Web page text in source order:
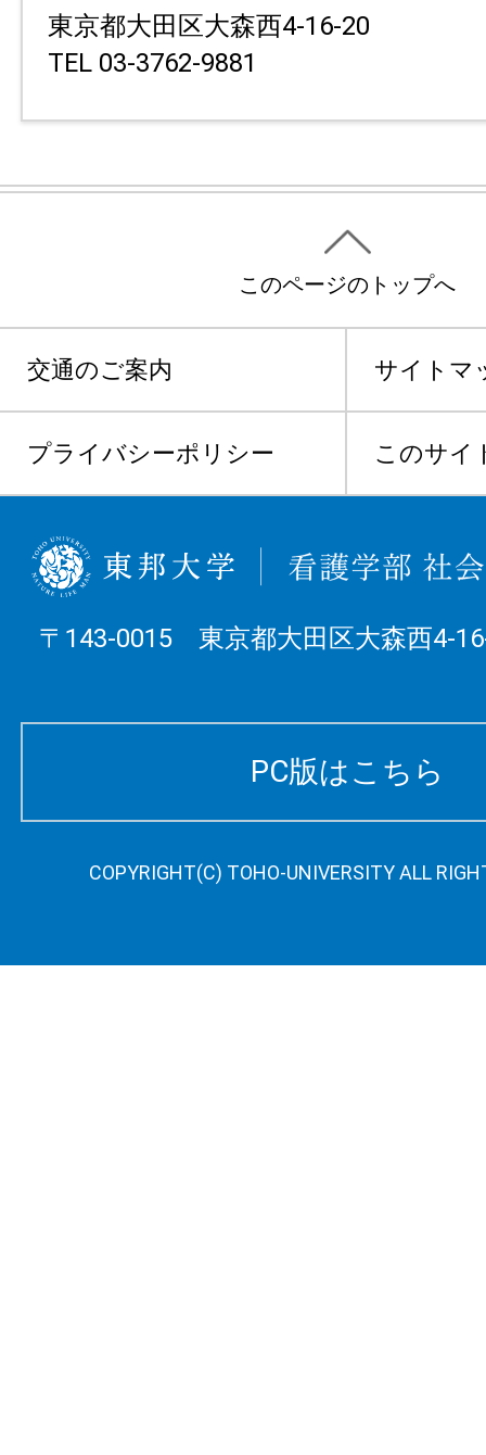
東京都大田区大森西4-16-20
TEL 03-3762-9881
このページのトップへ
交通のご案内 サイトマ
プライバシーポリシー このサイ
〒143-0015 東京都大田区大森西4-
PC版はこちら
COPYRIGHT(C) TOHO-UNIVERSITY ALL